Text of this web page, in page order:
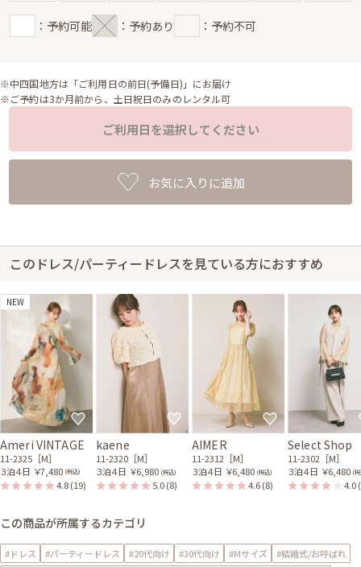
：予約可能 ：予約あり ：予約不可
※中四国地方は「ご利用日の前日(予備日)」にお届け
※ご予約は3か月前から、土日祝日のみのレンタル可
ご利用日を選択してください
お気に入りに追加
このドレス/パーティードレスを見ている方におすすめ
NEW
Ameri VINTAGE
11-2325［M］
３泊４日 ￥7,480 (税込)
4.8(19)
kaene
11-2320［M］
３泊４日 ￥6,980 (税込)
5.0(8)
AIMER
11-2312［M］
３泊４日 ￥6,480 (税込)
4.6(8)
Select Shop
11-2302［M］
３泊４日 ￥6,480 (
4.0
この商品が所属するカテゴリ
#ドレス #パーティードレス #20代向け #30代向け #Mサイズ
#結婚式/お呼ばれ